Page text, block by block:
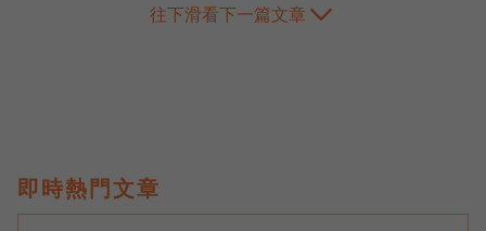
往下滑看下一篇文章
即時熱門文章